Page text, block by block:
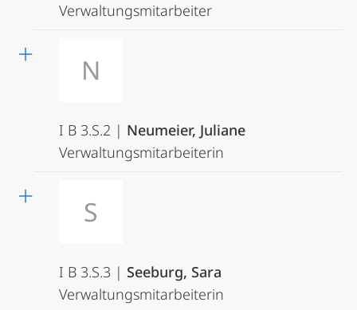
Verwaltungsmitarbeiter
N
I B 3.S.2 | Neumeier, Juliane
Verwaltungsmitarbeiterin
S
I B 3.S.3 | Seeburg, Sara
Verwaltungsmitarbeiterin